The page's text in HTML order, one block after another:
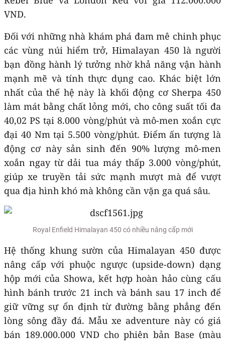
VND.
Đối với những nhà khám phá đam mê chinh phục
các vùng núi hiểm trở, Himalayan 450 là người
bạn đồng hành lý tưởng nhờ khả năng vận hành
mạnh mẽ và tính thực dụng cao. Khác biệt lớn
nhất của thế hệ này là khối động cơ Sherpa 450
làm mát bằng chất lỏng mới, cho công suất tối đa
40,02 PS tại 8.000 vòng/phút và mô-men xoắn cực
đại 40 Nm tại 5.500 vòng/phút. Điểm ấn tượng là
động cơ này sản sinh đến 90% lượng mô-men
xoắn ngay từ dải tua máy thấp 3.000 vòng/phút,
giúp xe truyền tải sức mạnh mượt mà để vượt
qua địa hình khó mà không cần vặn ga quá sâu.
Royal Enfield Himalayan 450 có nhiều nâng cấp mới
Hệ thống khung sườn của Himalayan 450 được
nâng cấp với phuộc ngược (upside-down) dạng
hộp mới của Showa, kết hợp hoàn hảo cùng cấu
hình bánh trước 21 inch và bánh sau 17 inch để
giữ vững sự ổn định từ đường bằng phẳng đến
lòng sông đầy đá. Mẫu xe adventure này có giá
bán 189.000.000 VND cho phiên bản Base (màu